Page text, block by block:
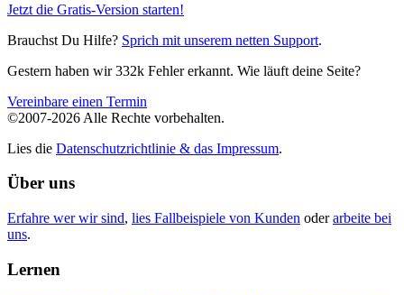
Jetzt die Gratis-Version starten!
Brauchst Du Hilfe? Sprich mit unserem netten Support.
Gestern haben wir 332k Fehler erkannt. Wie läuft deine Seite?
Vereinbare einen Termin
©2007-2026 Alle Rechte vorbehalten.
Lies die Datenschutzrichtlinie & das Impressum.
Über uns
Erfahre wer wir sind, lies Fallbeispiele von Kunden oderarbeite bei
uns.
Lernen